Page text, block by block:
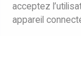
acceptez
appareil